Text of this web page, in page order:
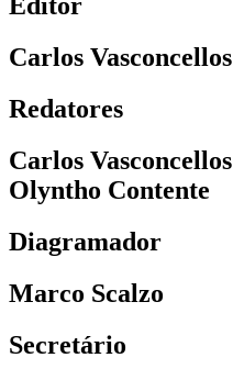
Editor
Carlos Vasconcellos
Redatores
Carlos Vasconcellos
Olyntho Contente
Diagramador
Marco Scalzo
Secretário